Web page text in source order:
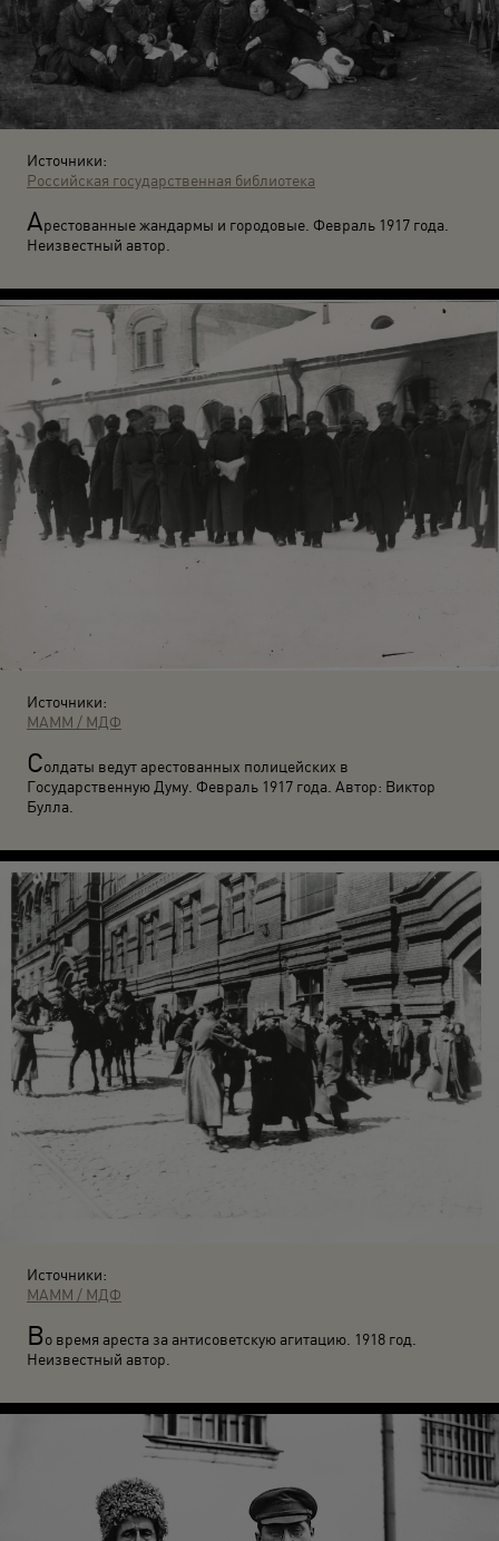
Источники:
Российская государственная библиотека
Арестованные жандармы и городовые. Февраль 1917 года.
Неизвестный автор.
Источники:
МАММ / МДФ
Солдаты ведут арестованных полицейских в
Государственную Думу. Февраль 1917 года. Автор: Виктор
Булла.
Источники:
МАММ / МДФ
Во время ареста за антисоветскую агитацию. 1918 год.
Неизвестный автор.